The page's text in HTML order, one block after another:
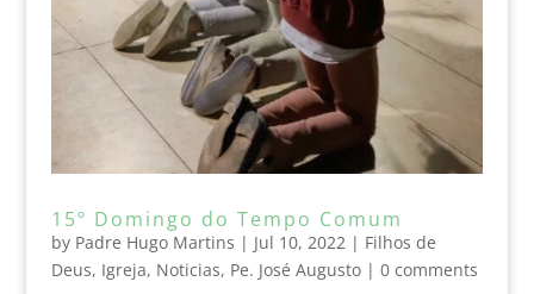
15º Domingo do Tempo Comum
by Padre Hugo Martins | Jul 10, 2022| Filhos de
Deus, Igreja, Noticias, Pe. José Augusto| 0 comments